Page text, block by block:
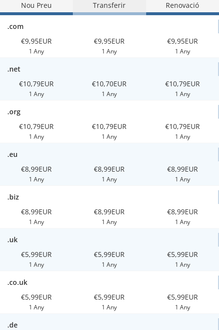
Nou Preu
Transferir Renovació
.com
€9,95EUR
1 Any
€9,95EUR
1 Any
€9,95EUR
1 Any
.net
€10,79EUR
1 Any
€10,70EUR
1 Any
€10,79EUR
1 Any
.org
€10,79EUR
1 Any
€10,79EUR
1 Any
€10,79EUR
1 Any
.eu
€8,99EUR
1 Any
€8,99EUR
1 Any
€8,99EUR
1 Any
.biz
€8,99EUR
1 Any
€8,99EUR
1 Any
€8,99EUR
1 Any
.uk
€5,99EUR
1 Any
€5,99EUR
1 Any
€5,99EUR
1 Any
.co.uk
€5,99EUR
1 Any
€5,99EUR
1 Any
€5,99EUR
1 Any
.de